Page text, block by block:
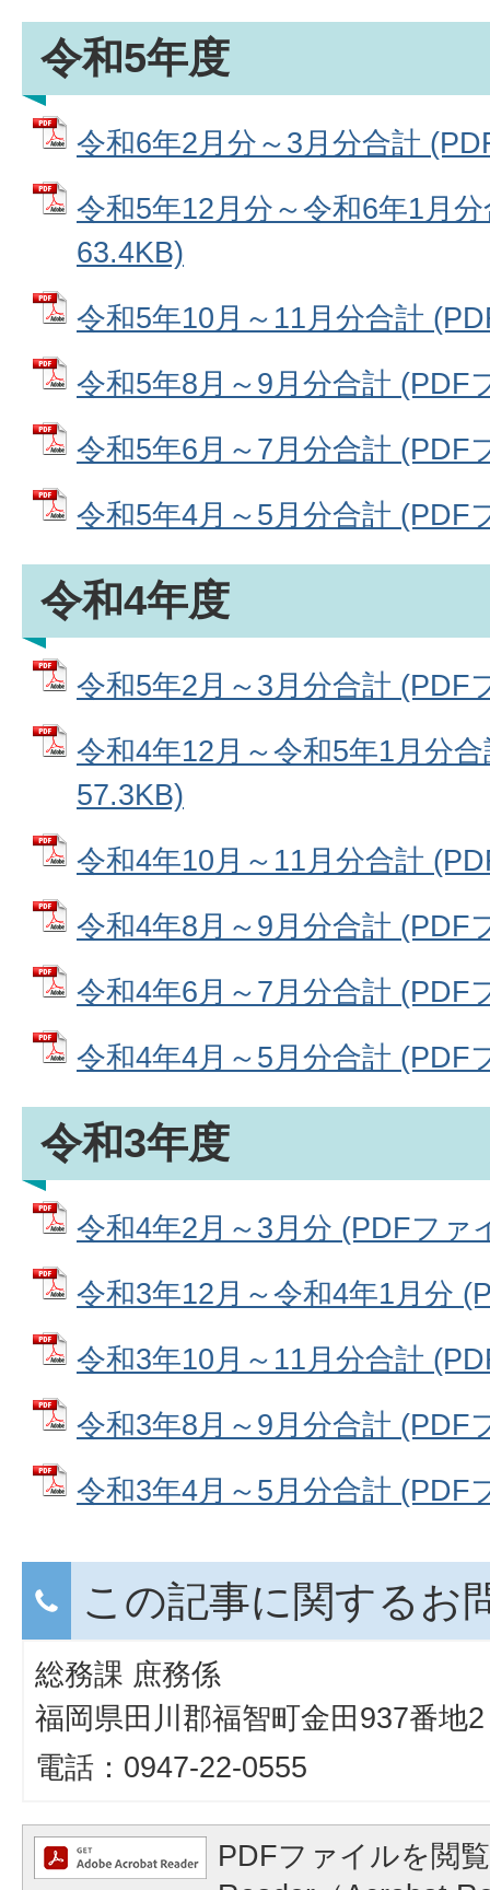
令和5年度
令和6年2月分～3月分合計
令和5年12月分～令和6年1月
63.4KB)
令和5年10月～11月分合計
令和5年8月～9月分合計 (PDF
令和5年6月～7月分合計 (PDF
令和5年4月～5月分合計 (PDF
令和4年度
令和5年2月～3月分合計 (PDF
令和4年12月～令和5年1月分
57.3KB)
令和4年10月～11月分合計
令和4年8月～9月分合計 (PDF
令和4年6月～7月分合計 (PDF
令和4年4月～5月分合計 (PDF
令和3年度
令和4年2月～3月分 (PDFファ
令和3年12月～令和4年1月分
令和3年10月～11月分合計
令和3年8月～9月分合計 (PDF
令和3年4月～5月分合計 (PDF
この記事に関するお
総務課 庶務係
福岡県田川郡福智町金田937番地2
電話：0947-22-0555
PDFファイルを閲